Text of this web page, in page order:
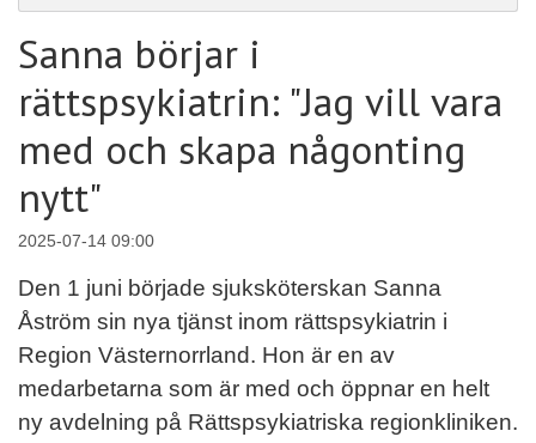
Sanna börjar i
rättspsykiatrin: "Jag vill vara
med och skapa någonting
nytt"
2025-07-14 09:00
Den 1 juni började sjuksköterskan Sanna
Åström sin nya tjänst inom rättspsykiatrin i
Region Västernorrland. Hon är en av
medarbetarna som är med och öppnar en helt
ny avdelning på Rättspsykiatriska regionkliniken.